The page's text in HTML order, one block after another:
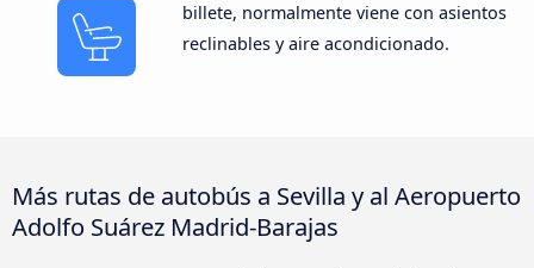
billete, normalmente viene con asientos
reclinables y aire acondicionado.
Más rutas de autobús a Sevilla y al Aeropuerto
Adolfo Suárez Madrid-Barajas